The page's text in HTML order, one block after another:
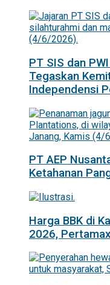
PT SIS dan
Tegaskan
Independensi
PT AEP
Ketahanan
Harga BBK di
2026,